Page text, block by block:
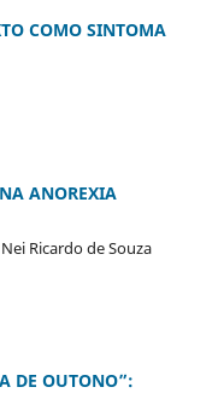
COMO SINTOMA
ANOREXIA
Ricardo de Souza
DE OUTONO”: